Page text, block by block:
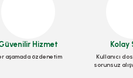
Çatal Kaşık Standart 8x26 Cm
Hizmet
aşamada özdenetim
Kolay
Kullanıcı
sorunsuz